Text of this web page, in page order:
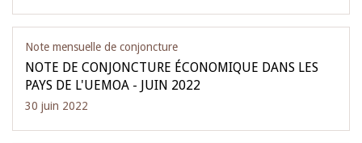
Note mensuelle de conjoncture
NOTE DE CONJONCTURE ÉCONOMIQUE DANS LES
PAYS DE L'UEMOA - JUIN 2022
30 juin 2022